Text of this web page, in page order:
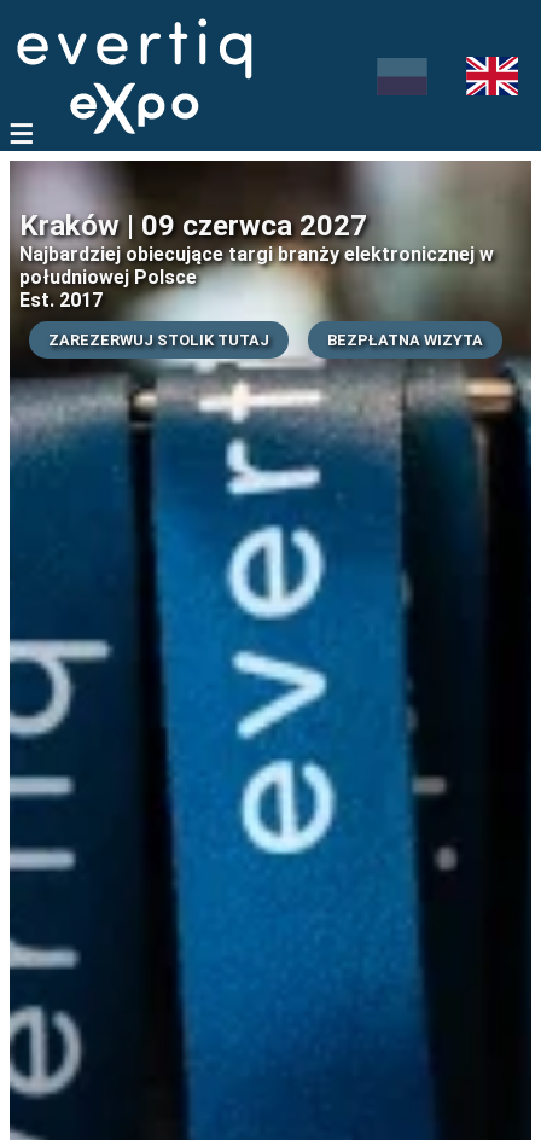
Kraków | 09 czerwca 2027
Najbardziej obiecujące targi branży elektronicznej w
południowej Polsce
Est. 2017
ZAREZERWUJ STOLIK TUTAJ BEZPŁATNA WIZYTA